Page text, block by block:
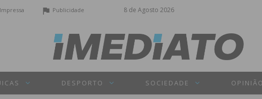
8 de Agosto 2026
Publicidade
DESPORTO SOCIEDADE OPINIÃO